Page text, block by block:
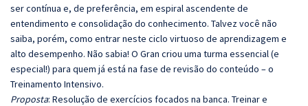
ser contínua e, de preferência, em espiral ascendente de
entendimento e consolidação do conhecimento. Talvez você não
saiba, porém, como entrar neste ciclo virtuoso de aprendizagem e
alto desempenho. Não sabia! O Gran criou uma turma essencial (e
especial!) para quem já está na fase de revisão do conteúdo – o
Treinamento Intensivo.
Proposta: Resolução de exercícios focados na banca. Treinar e